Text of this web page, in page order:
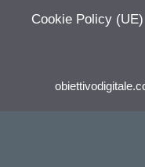
Cookie Policy (UE)